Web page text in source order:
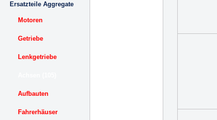
Ersatzteile Aggregate
Motoren
Getriebe
Lenkgetriebe
Aufbauten
Fahrerhäuser